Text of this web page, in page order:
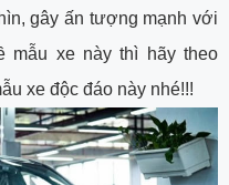
gây ấn tượng mạnh với
mẫu xe này thì hãy theo
xe độc đáo này nhé!!!